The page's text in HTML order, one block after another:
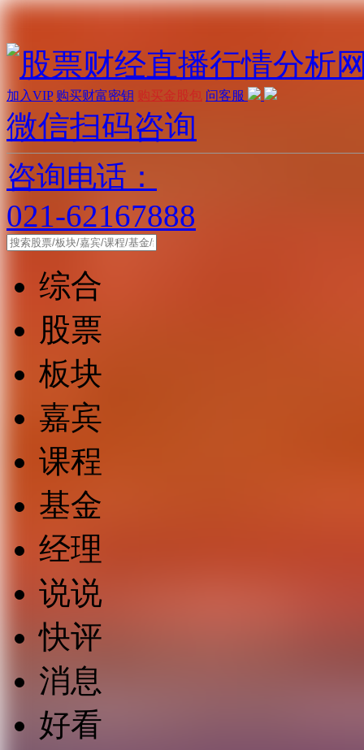
加入VIP 购买财富密钥 购买金股包 问客服
微信扫码咨询
咨询电话：
021-62167888
综合
股票
板块
嘉宾
课程
基金
经理
说说
快评
消息
好看